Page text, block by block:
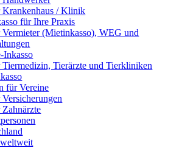
Krankenhaus / Klinik
für Ihre Praxis
Vermieter (Mietinkasso), WEG und
Inkasso
Tiermedizin, Tierärzte und Tierkliniken
für Vereine